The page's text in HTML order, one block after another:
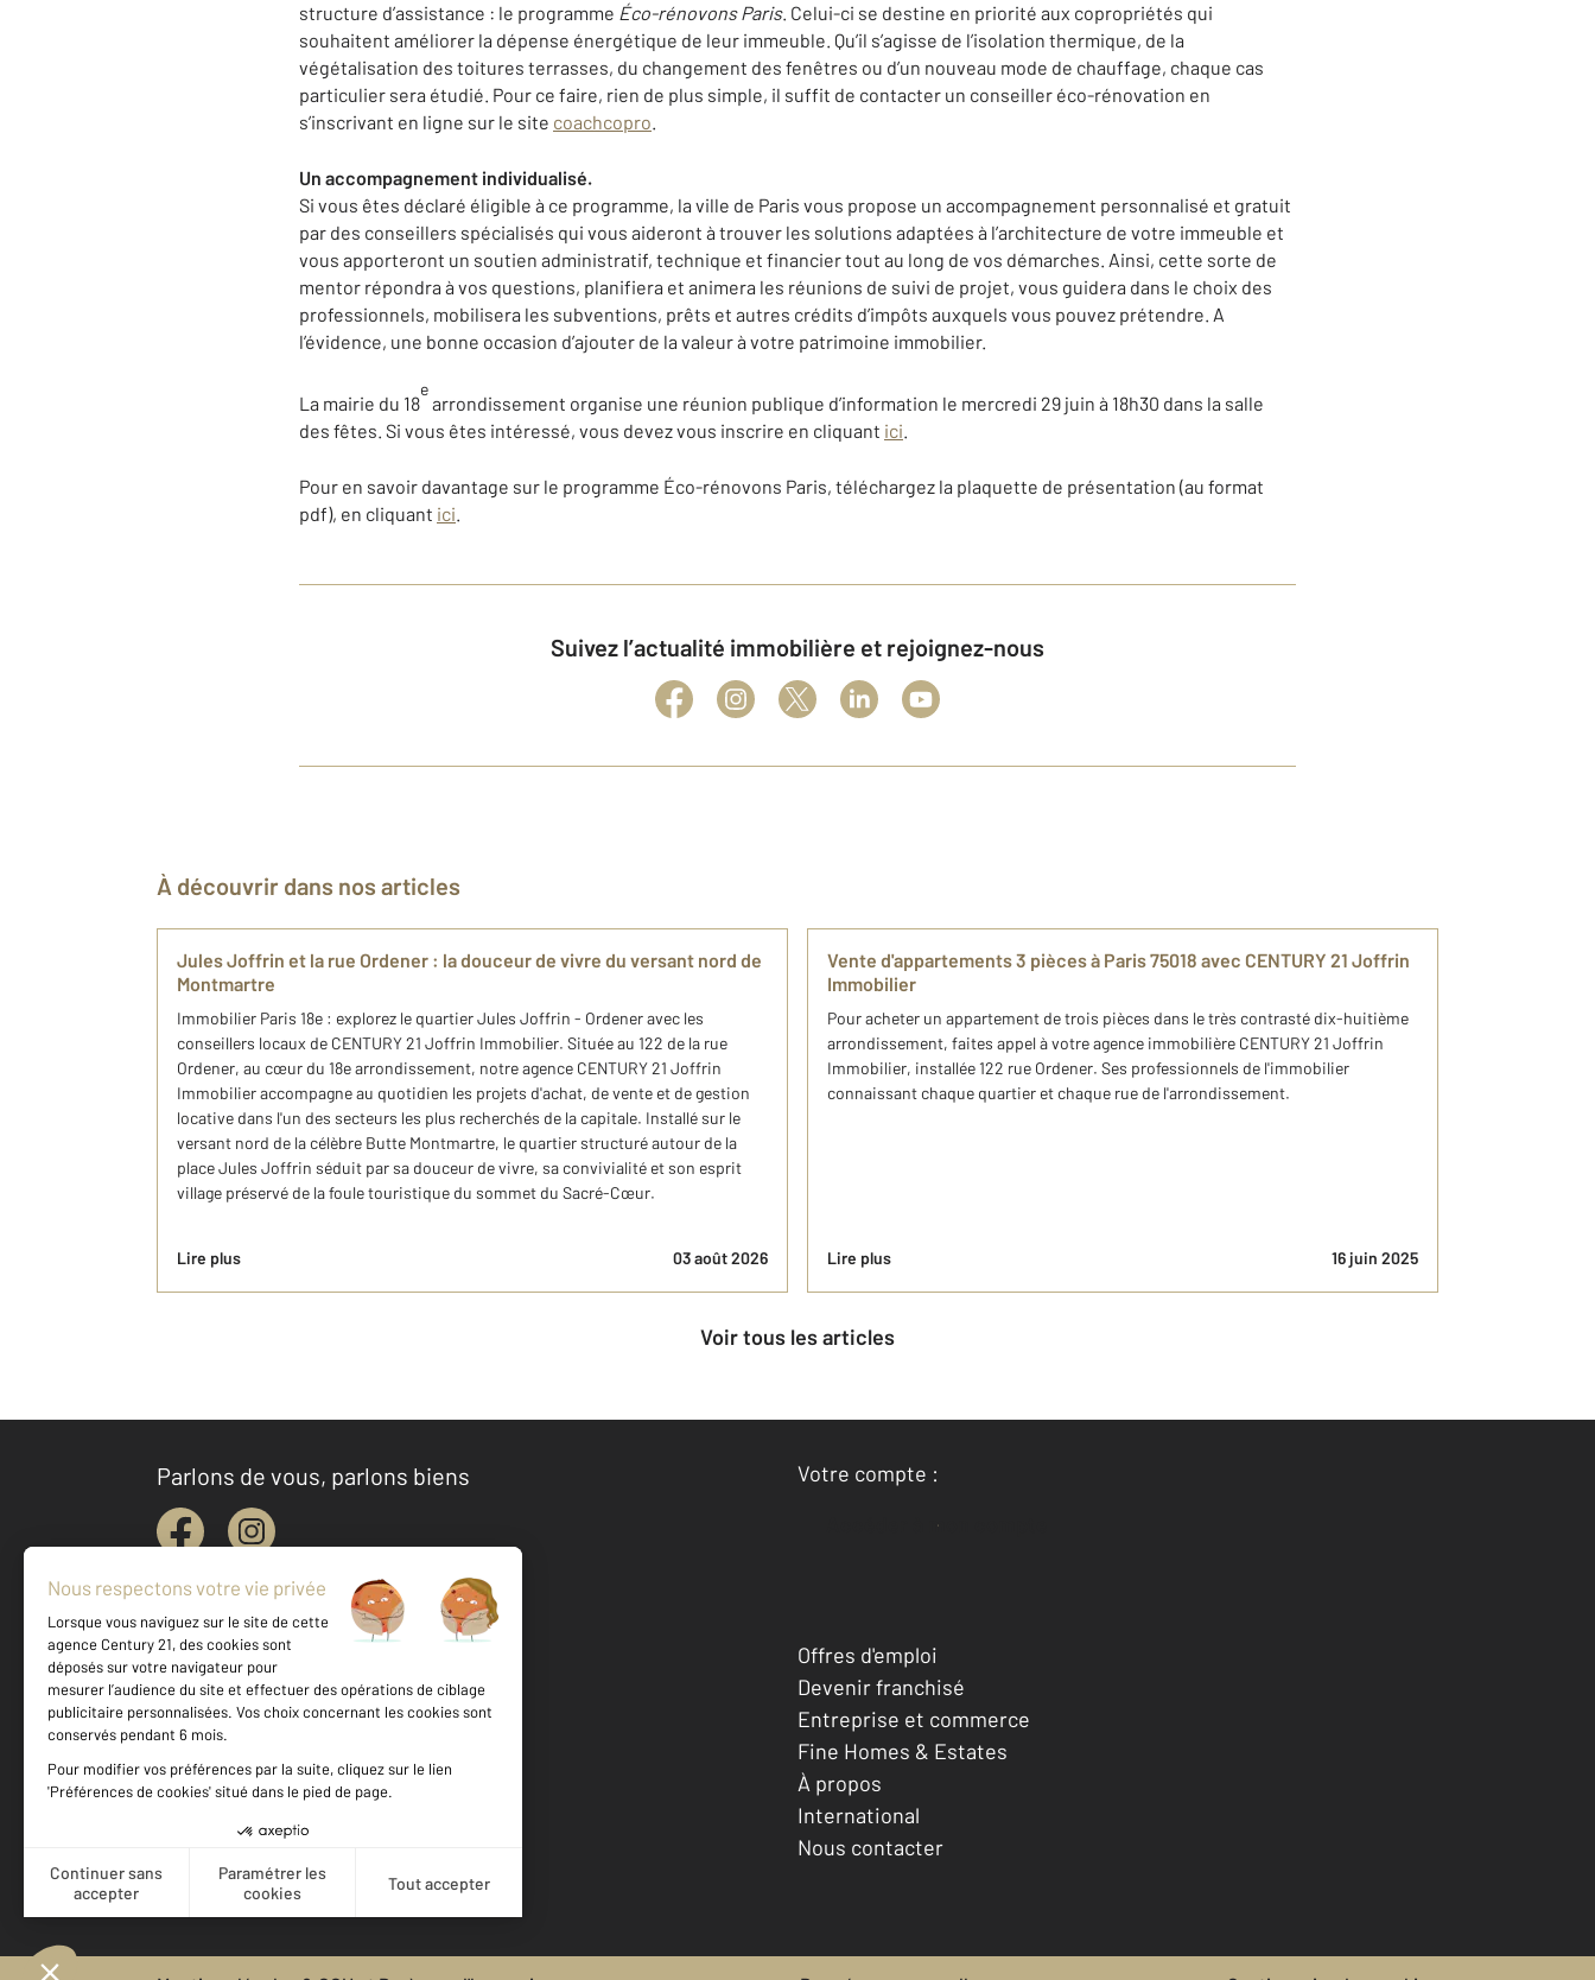
structure d’assistance : le programme Éco-rénovons Paris. Celui-ci se destine en priorité aux copropriétés qui
souhaitent améliorer la dépense énergétique de leur immeuble. Qu’il s’agisse de l’isolation thermique, de la
végétalisation des toitures terrasses, du changement des fenêtres ou d’un nouveau mode de chauffage, chaque cas
particulier sera étudié. Pour ce faire, rien de plus simple, il suffit de contacter un conseiller éco-rénovation en
s’inscrivant en ligne sur le site coachcopro.
Un accompagnement individualisé.
Si vous êtes déclaré éligible à ce programme, la ville de Paris vous propose un accompagnement personnalisé et gratuit
par des conseillers spécialisés qui vous aideront à trouver les solutions adaptées à l’architecture de votre immeuble et
vous apporteront un soutien administratif, technique et financier tout au long de vos démarches. Ainsi, cette sorte de
mentor répondra à vos questions, planifiera et animera les réunions de suivi de projet, vous guidera dans le choix des
professionnels, mobilisera les subventions, prêts et autres crédits d’impôts auxquels vous pouvez prétendre. A
l’évidence, une bonne occasion d’ajouter de la valeur à votre patrimoine immobilier.
La mairie du 18
e
arrondissement organise une réunion publique d’information le mercredi 29 juin à 18h30 dans la salle
des fêtes. Si vous êtes intéressé, vous devez vous inscrire en cliquant ici.
Pour en savoir davantage sur le programme Éco-rénovons Paris, téléchargez la plaquette de présentation (au format
pdf), en cliquant ici.
Suivez l’actualité immobilière et rejoignez-nous
À découvrir dans nos articles
Jules Joffrin et la rue Ordener : la douceur de vivre du versant nord de
Montmartre
Immobilier Paris 18e : explorez le quartier Jules Joffrin - Ordener avec les
conseillers locaux de CENTURY 21 Joffrin Immobilier. Située au 122 de la rue
Ordener, au cœur du 18e arrondissement, notre agence CENTURY 21 Joffrin
Immobilier accompagne au quotidien les projets d'achat, de vente et de gestion
locative dans l'un des secteurs les plus recherchés de la capitale. Installé sur le
versant nord de la célèbre Butte Montmartre, le quartier structuré autour de la
place Jules Joffrin séduit par sa douceur de vivre, sa convivialité et son esprit
village préservé de la foule touristique du sommet du Sacré-Cœur.
Lire plus 03 août 2026
Vente d'appartements 3 pièces à Paris 75018 avec CENTURY 21 Joffrin
Immobilier
Pour acheter un appartement de trois pièces dans le très contrasté dix-huitième
arrondissement, faites appel à votre agence immobilière CENTURY 21 Joffrin
Immobilier, installée 122 rue Ordener. Ses professionnels de l'immobilier
connaissant chaque quartier et chaque rue de l'arrondissement.
Lire plus 16 juin 2025
Voir tous les articles
Parlons de vous, parlons biens
Votre compte :
Accéder à mon compte
Votre agence est notée
Achat
Location
Offres d'emploi
Devenir franchisé
Entreprise et commerce
Fine Homes & Estates
À propos
International
Nous contacter